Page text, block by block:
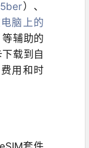
）、
脑上的
等辅助的
载到自
用和时